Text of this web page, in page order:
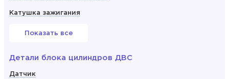
Катушка зажигания
Показать все
Детали блока цилиндров ДВС
Датчик